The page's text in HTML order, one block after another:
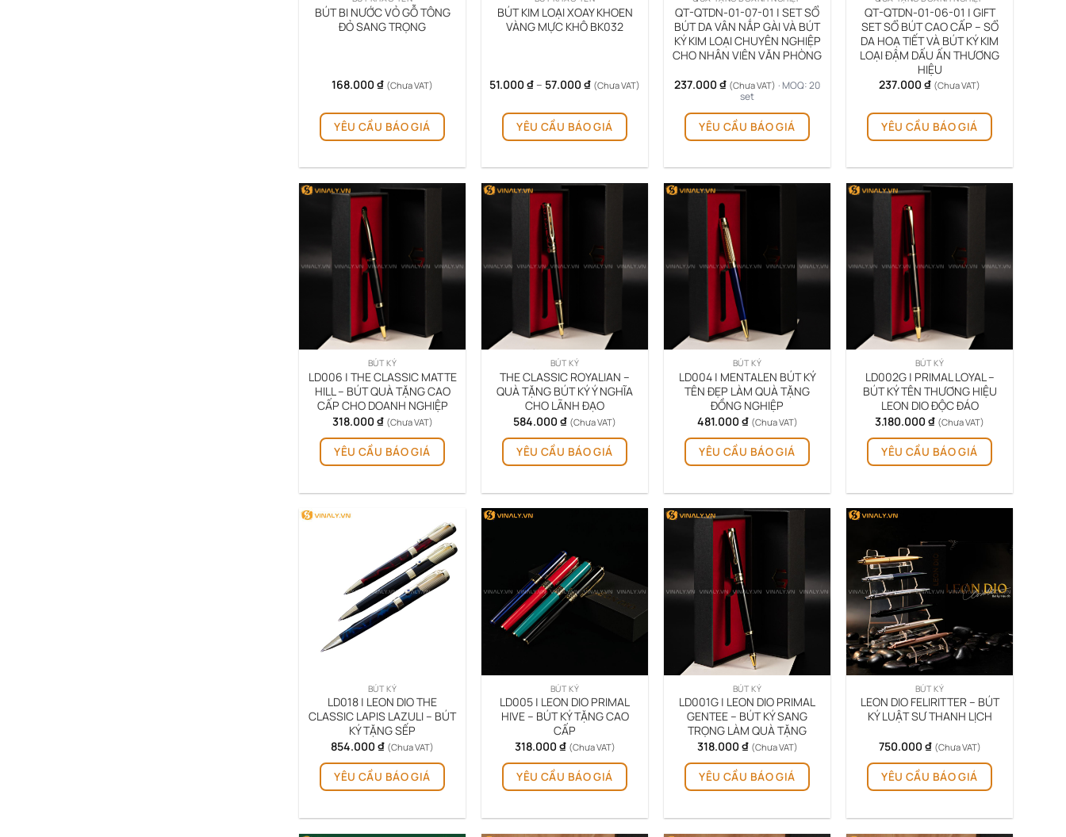
BÚT BI NƯỚC VỎ GỖ TÔNG
ĐỎ SANG TRỌNG
168.000 ₫ (Chưa VAT)
YÊU CẦU BÁO GIÁ
BÚT KIM LOẠI XOAY KHOEN
VÀNG MỰC KHÔ BK032
51.000 ₫ – 57.000 ₫Khoảng
giá:
51.000 ₫
đến
57.000 ₫
(Chưa VAT)
YÊU CẦU BÁO GIÁ
chọn
có
trên
sản
QT-QTDN-01-07-01 | SET SỔ
BÚT DA VÂN NẮP GÀI VÀ BÚT
KÝ KIM LOẠI CHUYÊN NGHIỆP
CHO NHÂN VIÊN VĂN PHÒNG
237.000 ₫ (Chưa VAT) · MOQ: 20
set
YÊU CẦU BÁO GIÁ
chọn
có
trên
trang
sản
QT-QTDN-01-06-01 | GIFT
SET SỔ BÚT CAO CẤP – SỔ
DA HOẠ TIẾT VÀ BÚT KÝ KIM
LOẠI ĐẬM DẤU ẤN THƯƠNG
HIỆU
237.000 ₫ (Chưa VAT)
YÊU CẦU BÁO GIÁ
chọn
có
trên
sản
BÚT KÝ
LD006 | THE CLASSIC MATTE
HILL – BÚT QUÀ TẶNG CAO
CẤP CHO DOANH NGHIỆP
318.000 ₫ (Chưa VAT)
YÊU CẦU BÁO GIÁ
BÚT KÝ
THE CLASSIC ROYALIAN –
QUÀ TẶNG BÚT KÝ Ý NGHĨA
CHO LÃNH ĐẠO
584.000 ₫ (Chưa VAT)
YÊU CẦU BÁO GIÁ
BÚT KÝ
LD004 | MENTALEN BÚT KÝ
TÊN ĐẸP LÀM QUÀ TẶNG
ĐỒNG NGHIỆP
481.000 ₫ (Chưa VAT)
YÊU CẦU BÁO GIÁ
BÚT KÝ
LD002G | PRIMAL LOYAL –
BÚT KÝ TÊN THƯƠNG HIỆU
LEON DIO ĐỘC ĐÁO
3.180.000 ₫ (Chưa VAT)
YÊU CẦU BÁO GIÁ
BÚT KÝ
LD018 | LEON DIO THE
CLASSIC LAPIS LAZULI – BÚT
KÝ TẶNG SẾP
854.000 ₫ (Chưa VAT)
YÊU CẦU BÁO GIÁ
BÚT KÝ
LD005 | LEON DIO PRIMAL
HIVE – BÚT KÝ TẶNG CAO
CẤP
318.000 ₫ (Chưa VAT)
YÊU CẦU BÁO GIÁ
BÚT KÝ
LD001G | LEON DIO PRIMAL
GENTEE – BÚT KÝ SANG
TRỌNG LÀM QUÀ TẶNG
318.000 ₫ (Chưa VAT)
YÊU CẦU BÁO GIÁ
BÚT KÝ
LEON DIO FELIRITTER – BÚT
KÝ LUẬT SƯ THANH LỊCH
750.000 ₫ (Chưa VAT)
YÊU CẦU BÁO GIÁ